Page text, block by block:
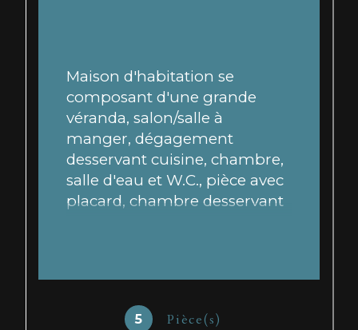
5 Pièce(s)
Maison d'habitation se
composant d'une grande
véranda, salon/salle à
manger, dégagement
desservant cuisine, chambre,
salle d'eau et W.C., pièce avec
placard, chambre desservant
raccorder au tout à l'égout.